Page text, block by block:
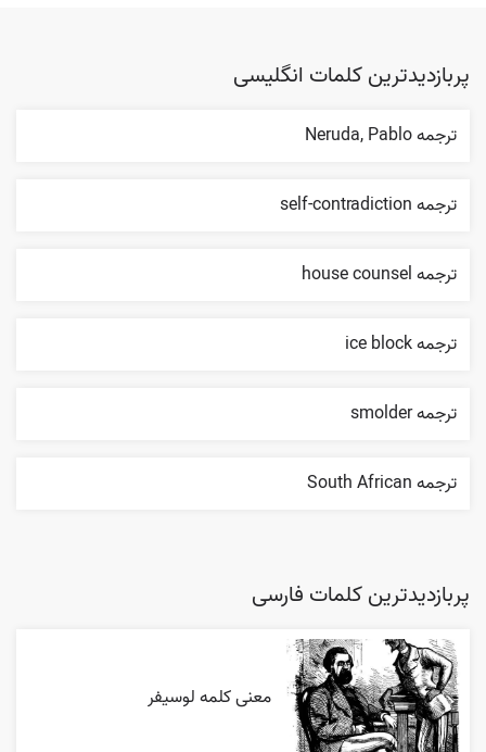
پربازدیدترین کلمات انگلیسی
ترجمه Neruda, Pablo
ترجمه self-contradiction
ترجمه house counsel
ترجمه ice block
ترجمه smolder
ترجمه South African
پربازدیدترین کلمات فارسی
معنی کلمه لوسیفر